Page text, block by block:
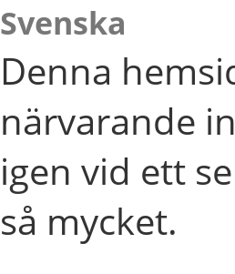
Svenska
Denna
närvarande
igen vid ett
så mycket.